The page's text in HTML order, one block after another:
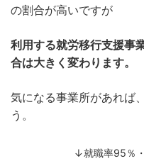
の割合が高いですが
利用する就労移行支援事
合は大きく変わります。
気になる事業所があれば
う。
↓就職率95％